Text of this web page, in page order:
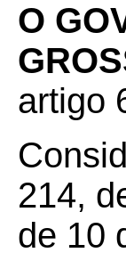
O
artigo
214,
de 10